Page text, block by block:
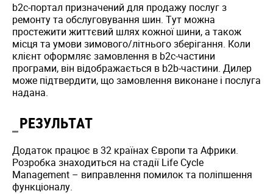
b2c-портал призначений для продажу послуг з
ремонту та обслуговування шин. Тут можна
простежити життєвий шлях кожної шини, а також
місця та умови зимового/літнього зберігання. Коли
клієнт оформляє замовлення в b2c-частини
програми, він відображається в b2b-частини. Дилер
може підтвердити, що замовлення виконане і послуга
надана.
РЕЗУЛЬТАТ
Додаток працює в 32 країнах Європи та Африки.
Розробка знаходиться на стадії Life Cycle
Management – виправлення помилок та поліпшення
функціоналу.